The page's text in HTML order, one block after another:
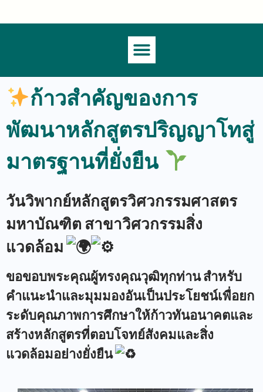
ก้าวสำคัญของการ
พัฒนาหลักสูตรปริญญาโทสู่
มาตรฐานที่ยั่งยืน
วันวิพากย์หลักสูตรวิศวกรรมศาสตร
มหาบัณฑิต สาขาวิศวกรรมสิ่ง
แวดล้อม
ขอขอบพระคุณผู้ทรงคุณวุฒิทุกท่าน สำหรับ
คำแนะนำและมุมมองอันเป็นประโยชน์เพื่อยก
ระดับคุณภาพการศึกษาให้ก้าวทันอนาคตและ
สร้างหลักสูตรที่ตอบโจทย์สังคมและสิ่ง
แวดล้อมอย่างยั่งยืน